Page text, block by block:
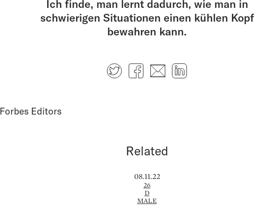
Ich finde, man lernt dadurch, wie man in
schwierigen Situationen einen kühlen Kopf
bewahren kann.
TwitterFacebook
E-mail
Forbes Editors
Related
08.11.22
26
D
MALE